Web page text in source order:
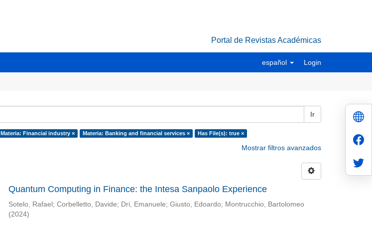
Portal de Revistas Académicas
español Login
Ir
Materia: Financial industry × Materia: Banking and financial services × Has File(s): true ×
Mostrar filtros avanzados
Quantum Computing in Finance: the Intesa Sanpaolo Experience
Sotelo, Rafael ; Corbelletto, Davide; Dri, Emanuele; Giusto, Edoardo; Montrucchio, Bartolomeo
(2024)